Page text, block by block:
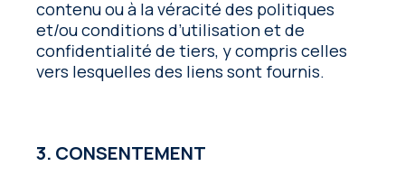
contenu ou à la véracité des politiques
et/ou conditions d’utilisation et de
confidentialité de tiers, y compris celles
vers lesquelles des liens sont fournis.
3. CONSENTEMENT